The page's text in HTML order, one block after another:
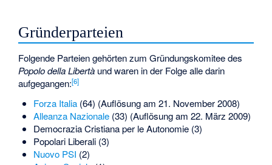
Gründerparteien
Folgende Parteien gehörten zum Gründungskomitee des
Popolo della Libertà und waren in der Folge alle darin
aufgegangen:[6]
Forza Italia(64) (Auflösung am 21. November 2008)
Alleanza Nazionale(33) (Auflösung am 22. März 2009)
Democrazia Cristiana per le Autonomie(3)
Popolari Liberali(3)
Nuovo PSI (2)